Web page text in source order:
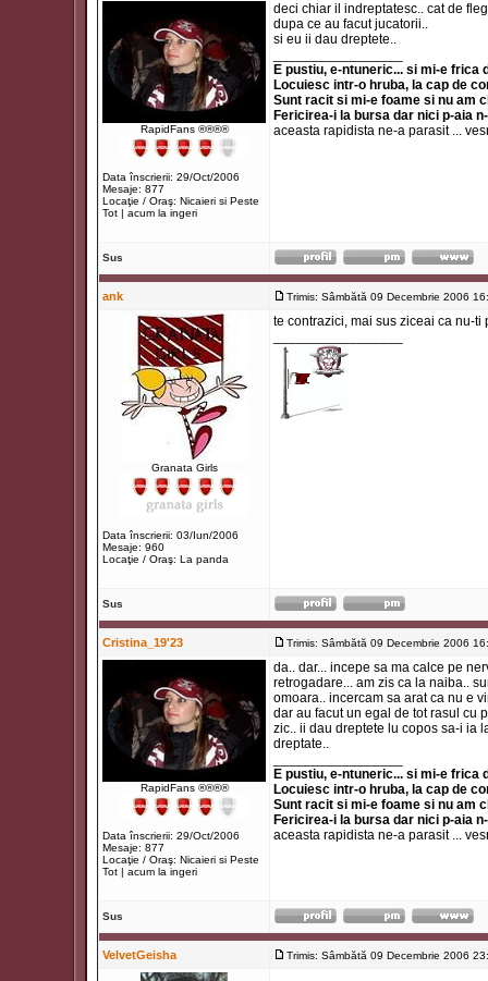
RapidFans ®®®®
Data înscrierii: 29/Oct/2006
Mesaje: 877
Locaţie / Oraş: Nicaieri si Peste
Tot | acum la ingeri
deci chiar il indreptatesc.. cat de
dupa ce au facut jucatorii..
si eu ii dau dreptete..
E pustiu, e-ntuneric... si mi-e frica
Locuiesc intr-o hruba, la cap de
Sunt racit si mi-e foame si nu am
Fericirea-i la bursa dar nici p-aia
aceasta rapidista ne-a parasit ...
Sus
ank Trimis: Sâmbătă 09 Decembrie 2006
Granata Girls
Data înscrierii: 03/Iun/2006
Mesaje: 960
Locaţie / Oraş: La panda
te contrazici, mai sus ziceai ca nu-ti
Sus
Cristina_19'23 Trimis: Sâmbătă 09 Decembrie 2006
RapidFans ®®®®
Data înscrierii: 29/Oct/2006
Mesaje: 877
Locaţie / Oraş: Nicaieri si Peste
Tot | acum la ingeri
da.. dar... incepe sa ma calce pe
retrogadare... am zis ca la naiba..
omoara.. incercam sa arat ca nu e
dar au facut un egal de tot rasul cu
zic.. ii dau dreptete lu copos sa-i ia
dreptate..
E pustiu, e-ntuneric... si mi-e frica
Locuiesc intr-o hruba, la cap de
Sunt racit si mi-e foame si nu am
Fericirea-i la bursa dar nici p-aia
aceasta rapidista ne-a parasit ...
Sus
VelvetGeisha Trimis: Sâmbătă 09 Decembrie 2006